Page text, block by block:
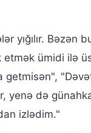
Bəzən
ümidi ilə
yenə də
izlədim."